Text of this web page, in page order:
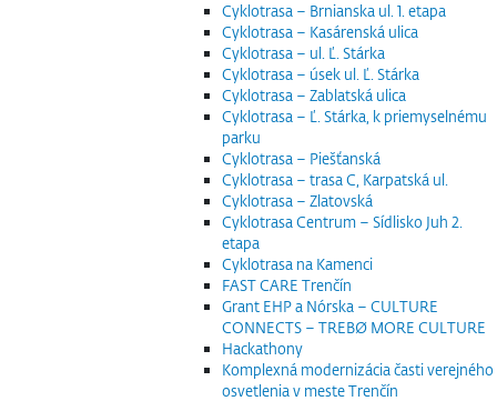
Cyklotrasa – Brnianska ul. 1. etapa
Cyklotrasa – Kasárenská ulica
Cyklotrasa – ul. Ľ. Stárka
Cyklotrasa – úsek ul. Ľ. Stárka
Cyklotrasa – Zablatská ulica
Cyklotrasa – Ľ. Stárka, k priemyselnému
parku
Cyklotrasa – Piešťanská
Cyklotrasa – trasa C, Karpatská ul.
Cyklotrasa – Zlatovská
Cyklotrasa Centrum – Sídlisko Juh 2.
etapa
Cyklotrasa na Kamenci
FAST CARE Trenčín
Grant EHP a Nórska – CULTURE
CONNECTS – TREBØ MORE CULTURE
Hackathony
Komplexná modernizácia časti verejného
osvetlenia v meste Trenčín